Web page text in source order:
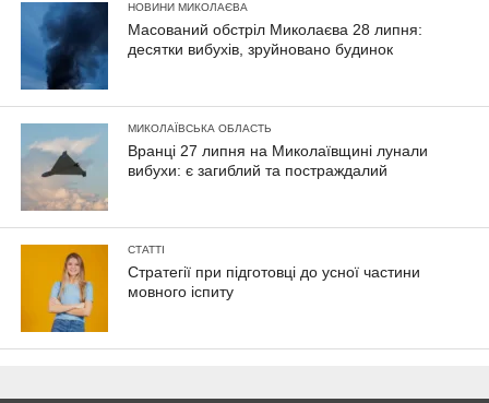
НОВИНИ МИКОЛАЄВА
Масований обстріл Миколаєва 28 липня:
десятки вибухів, зруйновано будинок
МИКОЛАЇВСЬКА ОБЛАСТЬ
Вранці 27 липня на Миколаївщині лунали
вибухи: є загиблий та постраждалий
СТАТТІ
Стратегії при підготовці до усної частини
мовного іспиту